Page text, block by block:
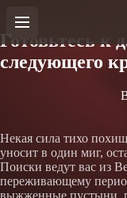
Готовьтесь к
следующего
Некая сила тихо
уносит в один миг,
Поиски ведут вас из
переживающему
выжженные пустыни,